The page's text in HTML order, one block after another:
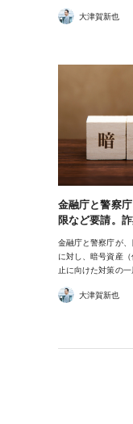
大津賀新也
金融庁と警察
限など要請。
金融庁と警察庁が、
に対し、暗号資産
止に向けた対策の
大津賀新也